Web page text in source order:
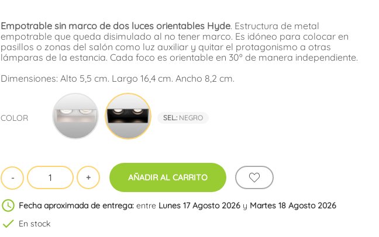
Empotrable sin marco de dos luces orientables Hyde. Estructura de metal
empotrable que queda disimulado al no tener marco. Es idóneo para colocar en
pasillos o zonas del salón como luz auxiliar y quitar el protagonismo a otras
lámparas de la estancia. Cada foco es orientable en 30º de manera independiente.
Dimensiones: Alto 5,5 cm. Largo 16,4 cm. Ancho 8,2 cm.
COLOR
Blanco
SEL.: NEGRO
AÑADIR AL CARRITO
schedule Fecha aproximada de entrega: entre Lunes 17 Agosto 2026 y Martes 18 Agosto 2026
check En stock